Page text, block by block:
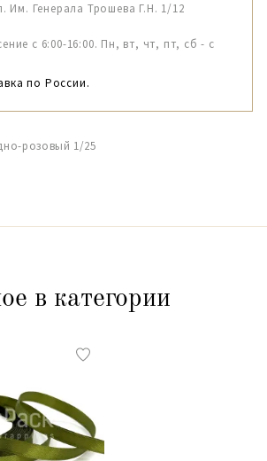
Им. Генерала Трошева Г.Н. 1/12
с 6:00-16:00. Пн, вт, чт, пт, сб - с
по России.
розовый 1/25
в категории